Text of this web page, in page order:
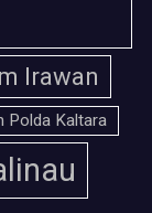
Irawan
Polda Kaltara